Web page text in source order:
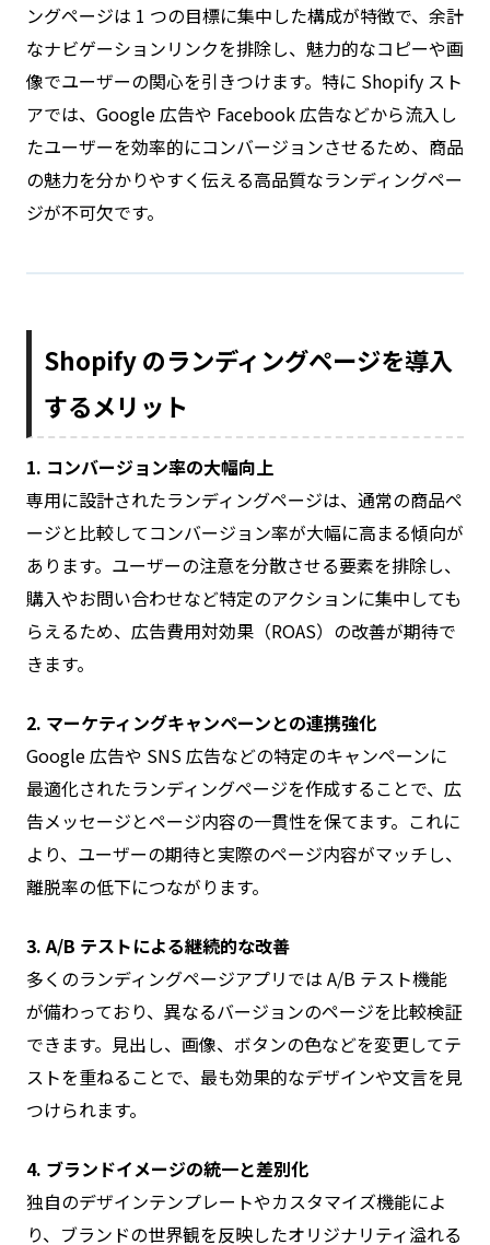
ングページは 1 つの目標に集中した構成が特徴で、余計
なナビゲーションリンクを排除し、魅力的なコピーや画
像でユーザーの関心を引きつけます。特に Shopify スト
アでは、Google 広告や Facebook 広告などから流入し
たユーザーを効率的にコンバージョンさせるため、商品
の魅力を分かりやすく伝える高品質なランディングペー
ジが不可欠です。
Shopify のランディングページを導入
するメリット
1. コンバージョン率の大幅向上
専用に設計されたランディングページは、通常の商品ペ
ージと比較してコンバージョン率が大幅に高まる傾向が
あります。ユーザーの注意を分散させる要素を排除し、
購入やお問い合わせなど特定のアクションに集中しても
らえるため、広告費用対効果（ROAS）の改善が期待で
きます。
2. マーケティングキャンペーンとの連携強化
Google 広告や SNS 広告などの特定のキャンペーンに
最適化されたランディングページを作成することで、広
告メッセージとページ内容の一貫性を保てます。これに
より、ユーザーの期待と実際のページ内容がマッチし、
離脱率の低下につながります。
3. A/B テストによる継続的な改善
多くのランディングページアプリでは A/B テスト機能
が備わっており、異なるバージョンのページを比較検証
できます。見出し、画像、ボタンの色などを変更してテ
ストを重ねることで、最も効果的なデザインや文言を見
つけられます。
4. ブランドイメージの統一と差別化
独自のデザインテンプレートやカスタマイズ機能によ
り、ブランドの世界観を反映したオリジナリティ溢れる